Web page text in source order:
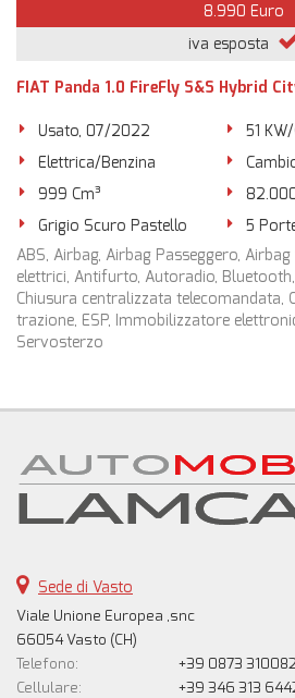
8.990 Euro
iva esposta
FIAT Panda 1.0 FireFly S&S Hybrid
Usato, 07/2022
51
Elettrica/Benzina
999 Cm³
Grigio Scuro Pastello
5
ABS, Airbag, Airbag Passeggero,
elettrici, Antifurto, Autoradio,
Chiusura centralizzata telecomandata,
trazione, ESP, Immobilizzatore
Servosterzo
Sede di Vasto
Viale Unione Europea ,snc
66054 Vasto (CH)
Telefono:
+39 0873 310082
Cellulare:
+39 346 313